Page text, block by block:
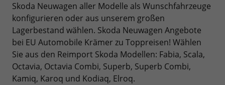
Skoda Neuwagen aller Modelle als Wunschfahrzeuge
konfigurieren oder aus unserem großen
Lagerbestand wählen. Skoda Neuwagen Angebote
bei EU Automobile Krämer zu Toppreisen! Wählen
Sie aus den Reimport Skoda Modellen: Fabia, Scala,
Octavia, Octavia Combi, Superb, Superb Combi,
Kamiq, Karoq und Kodiaq, Elroq.